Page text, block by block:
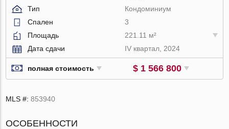
Тип
Кондоминиум
Спален
3
Площадь
221.11 м²
Дата сдачи
IV квартал, 2024
полная стоимость $ 1 566 800
MLS #:853940
ОСОБЕННОСТИ